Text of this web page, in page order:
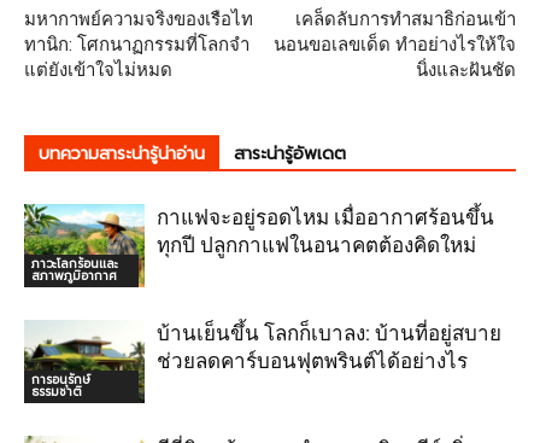
มหากาพย์ความจริงของเรือไท
ทานิก: โศกนาฏกรรมที่โลกจำ
แต่ยังเข้าใจไม่หมด
เคล็ดลับการทำสมาธิก่อนเข้า
นอนขอเลขเด็ด ทำอย่างไรให้ใจ
นิ่งและฝันชัด
บทความสาระน่ารู้น่าอ่าน สาระน่ารู้อัพเดต
ภาวะโลกร้อนและ
สภาพภูมิอากาศ
กาแฟจะอยู่รอดไหม เมื่ออากาศร้อนขึ้น
ทุกปี ปลูกกาแฟในอนาคตต้องคิดใหม่
การอนุรักษ์
ธรรมชาติ
บ้านเย็นขึ้น โลกก็เบาลง: บ้านที่อยู่สบาย
ช่วยลดคาร์บอนฟุตพรินต์ได้อย่างไร